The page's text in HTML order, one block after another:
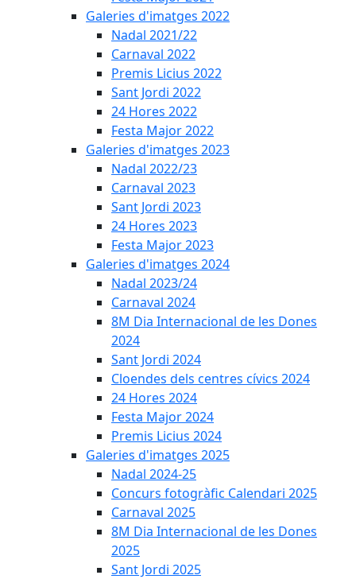
Galeries d'imatges 2022
Nadal 2021/22
Carnaval 2022
Premis Licius 2022
Sant Jordi 2022
24 Hores 2022
Festa Major 2022
Galeries d'imatges 2023
Nadal 2022/23
Carnaval 2023
Sant Jordi 2023
24 Hores 2023
Festa Major 2023
Galeries d'imatges 2024
Nadal 2023/24
Carnaval 2024
8M Dia Internacional de les Dones
2024
Sant Jordi 2024
Cloendes dels centres cívics 2024
24 Hores 2024
Festa Major 2024
Premis Licius 2024
Galeries d'imatges 2025
Nadal 2024-25
Concurs fotogràfic Calendari 2025
Carnaval 2025
8M Dia Internacional de les Dones
2025
Sant Jordi 2025